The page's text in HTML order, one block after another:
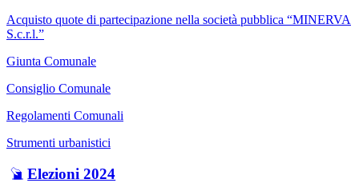
Acquisto quote di partecipazione nella società pubblica “MINERVA
S.c.r.l.”
Giunta Comunale
Consiglio Comunale
Regolamenti Comunali
Strumenti urbanistici
Elezioni 2024